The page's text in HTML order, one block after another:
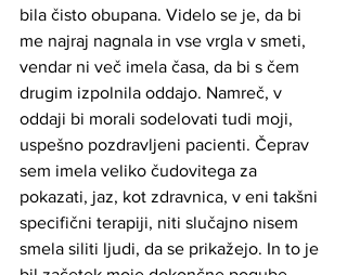
bila čisto obupana. Videlo se je, da bi
me najraj nagnala in vse vrgla v smeti,
vendar ni več imela časa, da bi s čem
drugim izpolnila oddajo. Namreč, v
oddaji bi morali sodelovati tudi moji,
uspešno pozdravljeni pacienti. Čeprav
sem imela veliko čudovitega za
pokazati, jaz, kot zdravnica, v eni takšni
specifični terapiji, niti slučajno nisem
smela siliti ljudi, da se prikažejo. In to je